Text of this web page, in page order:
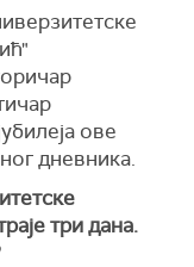
ове
дневника.
три дана.